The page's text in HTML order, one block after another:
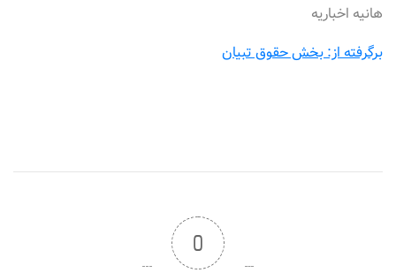
هانیه اخباریه
برگرفته از: بخش حقوق تبیان
0